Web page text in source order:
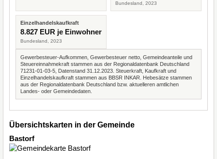
Bundesland, 2023
Einzelhandelskaufkraft
8.827 EUR je Einwohner
Bundesland, 2023
Gewerbesteuer-Aufkommen, Gewerbesteuer netto, Gemeindeanteile und
Steuereinnahmekraft stammen aus der Regionaldatenbank Deutschland
71231-01-03-5, Datenstand 31.12.2023. Steuerkraft, Kaufkraft und
Einzelhandelskaufkraft stammen aus BBSR INKAR. Hebesätze stammen
aus der Regionaldatenbank Deutschland bzw. aktuelleren amtlichen
Landes- oder Gemeindedaten.
Übersichtskarten in der Gemeinde
Bastorf